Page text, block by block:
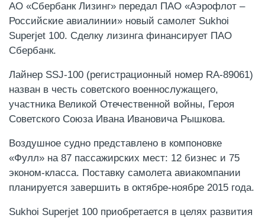
АО «Сбербанк Лизинг» передал ПАО «Аэрофлот –
Российские авиалинии» новый самолет Sukhoi
Superjet 100. Сделку лизинга финансирует ПАО
Сбербанк.
Лайнер SSJ-100 (регистрационный номер RA-89061)
назван в честь советского военнослужащего,
участника Великой Отечественной войны, Героя
Советского Союза Ивана Ивановича Рышкова.
Воздушное судно представлено в компоновке
«Фулл» на 87 пассажирских мест: 12 бизнес и 75
эконом-класса. Поставку самолета авиакомпании
планируется завершить в октябре-ноябре 2015 года.
Sukhoi Superjet 100 приобретается в целях развития